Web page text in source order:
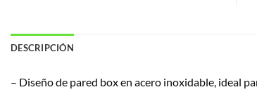
DESCRIPCIÓN
– Diseño de pared box en acero inoxidable, ideal